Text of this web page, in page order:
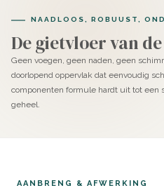
Hazel
Ondergrond voorbereiden
Gebruik bij een onstabiele
voor optimale hechting en
Componenten mengen
mengen.
NAADLOOS, ROBUUST,
De gietvloer van
Geen voegen, geen naden, geen
doorlopend oppervlak dat eenvoudig
componenten formule hardt uit tot een
geheel.
AANBRENG & AFWERKING